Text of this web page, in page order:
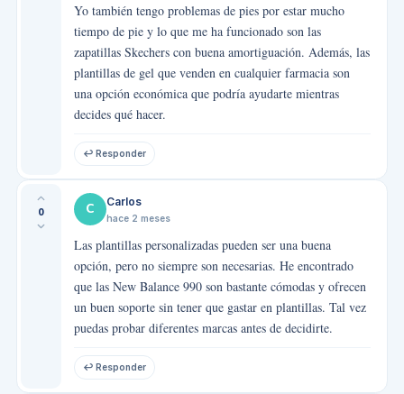
Yo también tengo problemas de pies por estar mucho
tiempo de pie y lo que me ha funcionado son las
zapatillas Skechers con buena amortiguación. Además, las
plantillas de gel que venden en cualquier farmacia son
una opción económica que podría ayudarte mientras
decides qué hacer.
↩ Responder
0 C Carlos
hace 2 meses
Las plantillas personalizadas pueden ser una buena
opción, pero no siempre son necesarias. He encontrado
que las New Balance 990 son bastante cómodas y ofrecen
un buen soporte sin tener que gastar en plantillas. Tal vez
puedas probar diferentes marcas antes de decidirte.
↩ Responder